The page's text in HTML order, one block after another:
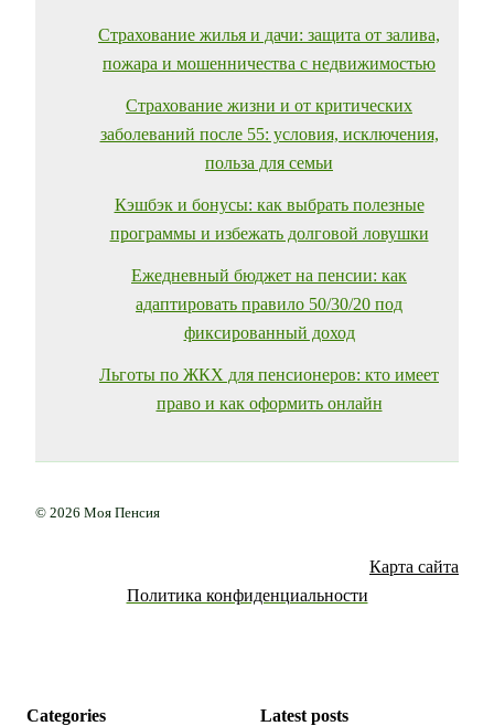
Страхование жилья и дачи: защита от залива,
пожара и мошенничества с недвижимостью
Страхование жизни и от критических
заболеваний после 55: условия, исключения,
польза для семьи
Кэшбэк и бонусы: как выбрать полезные
программы и избежать долговой ловушки
Ежедневный бюджет на пенсии: как
адаптировать правило 50/30/20 под
фиксированный доход
Льготы по ЖКХ для пенсионеров: кто имеет
право и как оформить онлайн
© 2026 Моя Пенсия
Карта сайта
Политика конфиденциальности
Categories Latest posts